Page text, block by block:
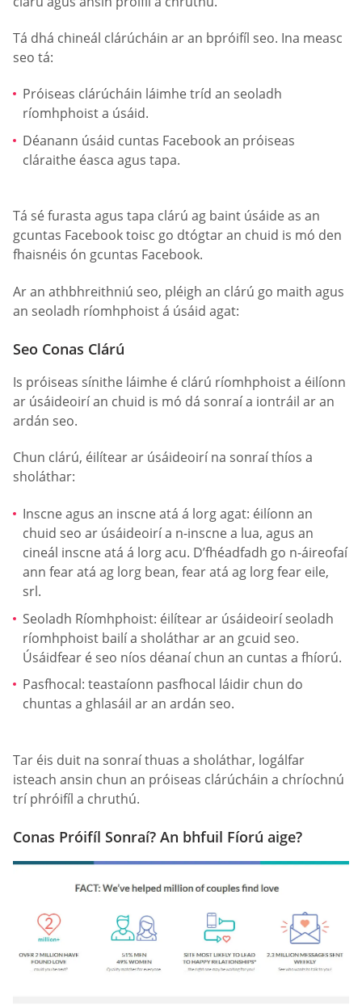
Tá dhá chineál clárúcháin ar an bpróifíl seo. Ina measc
seo tá:
Próiseas clárúcháin láimhe tríd an seoladh
ríomhphoist a úsáid.
Déanann úsáid cuntas Facebook an próiseas
cláraithe éasca agus tapa.
Tá sé furasta agus tapa clárú ag baint úsáide as an
gcuntas Facebook toisc go dtógtar an chuid is mó den
fhaisnéis ón gcuntas Facebook.
Ar an athbhreithniú seo, pléigh an clárú go maith agus
an seoladh ríomhphoist á úsáid agat:
Seo Conas Clárú
Is próiseas sínithe láimhe é clárú ríomhphoist a éilíonn
ar úsáideoirí an chuid is mó dá sonraí a iontráil ar an
ardán seo.
Chun clárú, éilítear ar úsáideoirí na sonraí thíos a
sholáthar:
Inscne agus an inscne atá á lorg agat: éilíonn an
chuid seo ar úsáideoirí a n-inscne a lua, agus an
cineál inscne atá á lorg acu. D’fhéadfadh go n-áireofaí
ann fear atá ag lorg bean, fear atá ag lorg fear eile,
srl.
Seoladh Ríomhphoist: éilítear ar úsáideoirí seoladh
ríomhphoist bailí a sholáthar ar an gcuid seo.
Úsáidfear é seo níos déanaí chun an cuntas a fhíorú.
Pasfhocal: teastaíonn pasfhocal láidir chun do
chuntas a ghlasáil ar an ardán seo.
Tar éis duit na sonraí thuas a sholáthar, logálfar
isteach ansin chun an próiseas clárúcháin a chríochnú
trí phróifíl a chruthú.
Conas Próifíl Sonraí? An bhfuil Fíorú aige?